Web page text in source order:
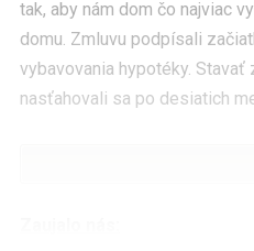
tak, aby nám dom čo najviac
domu. Zmluvu podpísali
vybavovania hypotéky. Stavať
nasťahovali sa po desiatich